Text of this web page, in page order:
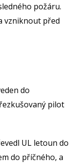
požáru.
vzniknout před
do
pilot
UL letoun do
do příčného, a